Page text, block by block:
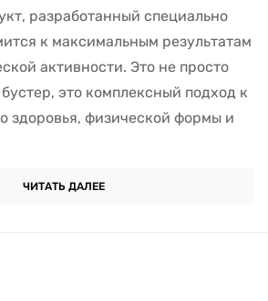
разработанный специально
к максимальным результатам
активности. Это не просто
это комплексный подход к
здоровья, физической формы и
Stak:
помогает контролировать
ЧИТАТЬ ДАЛЕЕ